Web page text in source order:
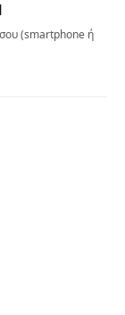
(smartphone ή